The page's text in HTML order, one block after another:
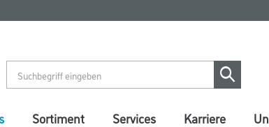
Sortiment Services Karriere